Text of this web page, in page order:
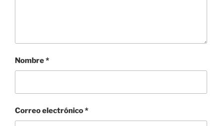
Nombre*
Correo electrónico*